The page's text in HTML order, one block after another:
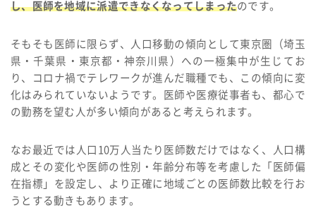
し、医師を地域に派遣できなくなってしまったのです。
そもそも医師に限らず、人口移動の傾向として東京圏（埼玉
県・千葉県・東京都・神奈川県）への一極集中が生じてお
り、コロナ禍でテレワークが進んだ職種でも、この傾向に変
化はみられていないようです。医師や医療従事者も、都心で
の勤務を望む人が多い傾向があると考えられます。
なお最近では人口10万人当たり医師数だけではなく、人口構
成とその変化や医師の性別・年齢分布等を考慮した「医師偏
在指標」を設定し、より正確に地域ごとの医師数比較を行お
うとする動きもあります。